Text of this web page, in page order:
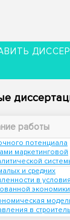
работы
потенциала
маркетинговой
и средних
в
экономики
в